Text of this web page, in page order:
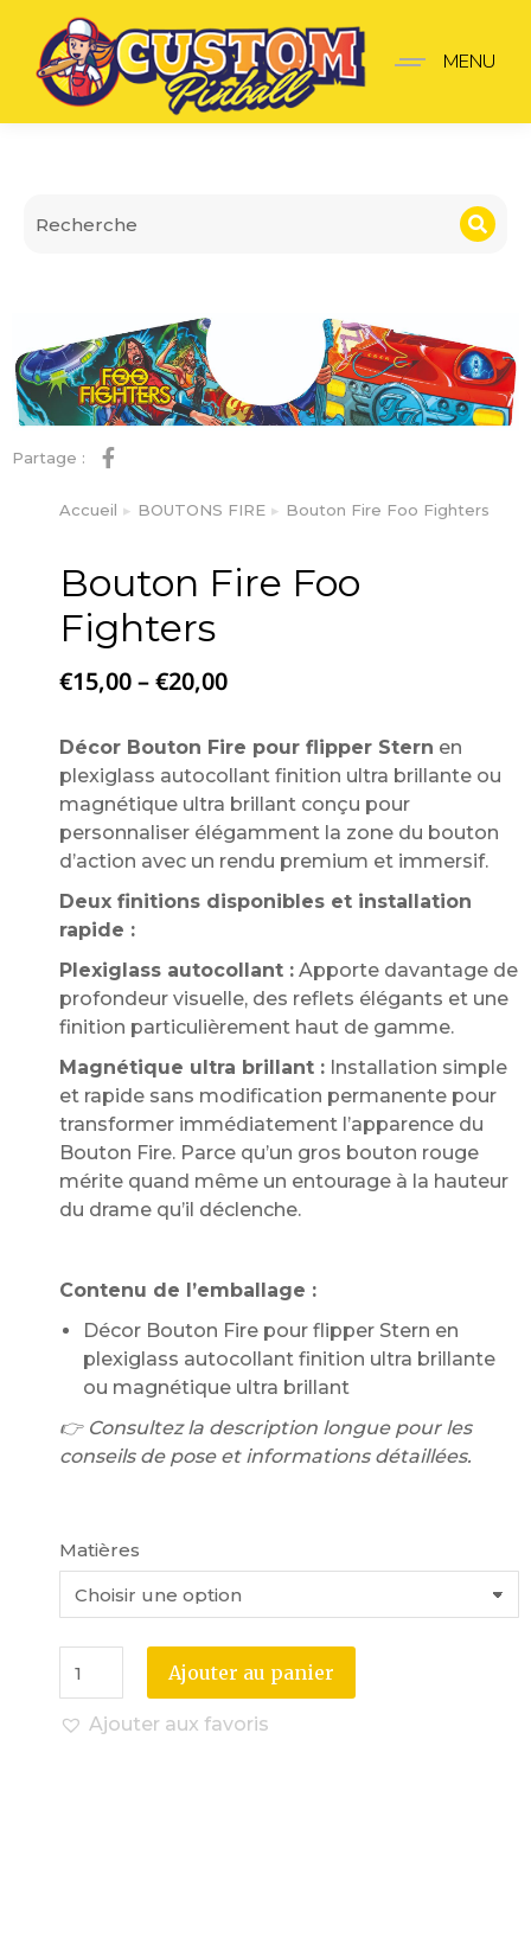
Bouton Fire Foo
MENU
Partage :
Vous êtes ici :
Accueil BOUTONS FIRE Bouton Fire Foo Fighters
Bouton Fire Foo
Fighters
€15,00–€20,00
Décor Bouton Fire pour flipper Stern en
plexiglass autocollant finition ultra brillante ou
magnétique ultra brillant conçu pour
personnaliser élégamment la zone du bouton
d’action avec un rendu premium et immersif.
Deux finitions disponibles et installation
rapide :
Plexiglass autocollant : Apporte davantage de
profondeur visuelle, des reflets élégants et une
finition particulièrement haut de gamme.
Magnétique ultra brillant : Installation simple
et rapide sans modification permanente pour
transformer immédiatement l’apparence du
Bouton Fire. Parce qu’un gros bouton rouge
mérite quand même un entourage à la hauteur
du drame qu’il déclenche.
Contenu de l’emballage :
Décor Bouton Fire pour flipper Stern en
plexiglass autocollant finition ultra brillante
ou magnétique ultra brillant
👉 Consultez la description longue pour les
conseils de pose et informations détaillées.
Matières
Ajouter au panier
Ajouter aux favoris